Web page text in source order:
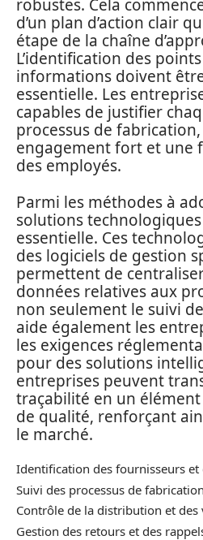
robustes. Cela
d’un plan d’action clair
étape de la chaîne
L’identification des
informations doivent
essentielle. Les
capables de justifier
processus de
engagement fort et une
des employés.
Parmi les méthodes à
solutions
essentielle. Ces
des logiciels de gestion
permettent de
données relatives aux
non seulement le suivi
aide également les
les exigences
pour des solutions
entreprises peuvent
traçabilité en un
de qualité, renforçant
le marché.
Identification des fournisseurs
Suivi des processus de fabrication
Contrôle de la distribution et des
Gestion des retours et des